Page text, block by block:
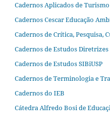
Cadernos Aplicados de Turismo
Cadernos Cescar Educação
Cadernos de Crítica, Pesquisa,
Cadernos de Estudos Diretrizes
Cadernos de Estudos SIBiUSP
Cadernos de Terminologia e
Cadernos do IEB
Cátedra Alfredo Bosi de